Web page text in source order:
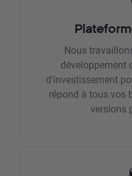
Nous
développement
d'investissement
répond à tous vos
versions